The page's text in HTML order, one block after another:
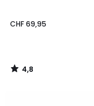
CHF 69,95
4,8
/